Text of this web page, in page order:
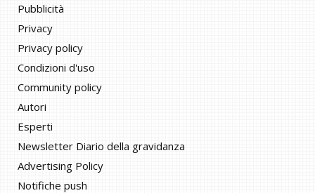
Pubblicità
Privacy
Privacy policy
Condizioni d'uso
Community policy
Autori
Esperti
Newsletter Diario della gravidanza
Advertising Policy
Notifiche push